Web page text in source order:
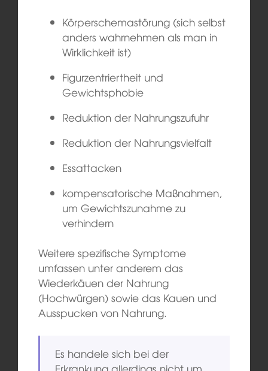
Körperschemastörung (sich selbst
anders wahrnehmen als man in
Wirklichkeit ist)
Figurzentriertheit und
Gewichtsphobie
Reduktion der Nahrungszufuhr
Reduktion der Nahrungsvielfalt
Essattacken
kompensatorische Maßnahmen,
um Gewichtszunahme zu
verhindern
Weitere spezifische Symptome
umfassen unter anderem das
Wiederkäuen der Nahrung
(Hochwürgen) sowie das Kauen und
Ausspucken von Nahrung.
Es handele sich bei der